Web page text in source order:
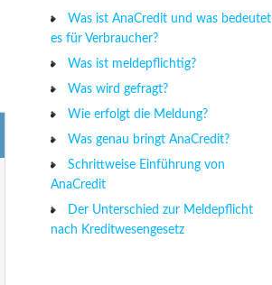
Was ist AnaCredit und was bedeutet
es für Verbraucher?
Was ist meldepflichtig?
Was wird gefragt?
Wie erfolgt die Meldung?
Was genau bringt AnaCredit?
Schrittweise Einführung von
AnaCredit
Der Unterschied zur Meldepflicht
nach Kreditwesengesetz